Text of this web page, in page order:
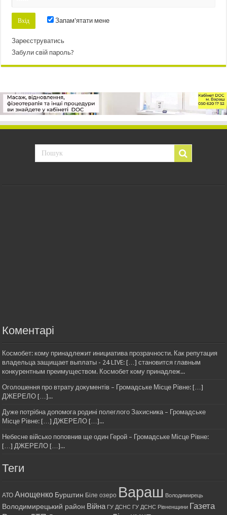
Запам'ятати мене
Зареєструватись
Забули свій пароль?
Коментарі
Космобет: кому принадлежит инициатива прозрачности. Как репутация
владельца защищает выплаты - 24 LIVE: […] становится главным
конкурентным преимуществом. Космобет кому принадлеж...
Оголошення про втрату документів – Громадське Місце Рівне: […]
ДЖЕРЕЛО […]...
Дуже потрібна допомога родині полеглого Захисника – Громадське
Місце Рівне: […] ДЖЕРЕЛО […]...
Небесне військо поповнив ще один Герой – Громадське Місце Рівне:
[…] ДЖЕРЕЛО […]...
Теги
АТО Анощенко Бурштин Біле озеро Вараш Володимирець
Володимирецький район Війна ГУ ДСНС ГУ ДСНС Рівненщини Газета